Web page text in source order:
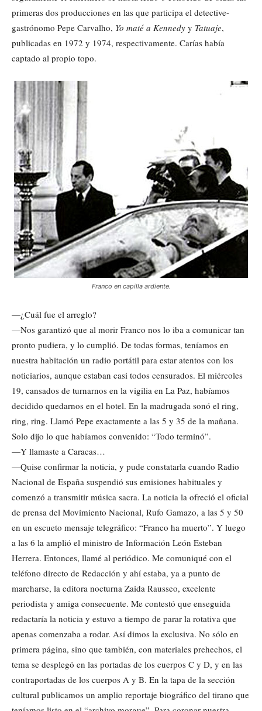
primeras dos producciones en las que participa el detective-
gastrónomo Pepe Carvalho, Yo maté a Kennedy y Tatuaje,
publicadas en 1972 y 1974, respectivamente. Carías había
captado al propio topo.
Franco en capilla ardiente.
—¿Cuál fue el arreglo?
—Nos garantizó que al morir Franco nos lo iba a comunicar tan
pronto pudiera, y lo cumplió. De todas formas, teníamos en
nuestra habitación un radio portátil para estar atentos con los
noticiarios, aunque estaban casi todos censurados. El miércoles
19, cansados de turnarnos en la vigilia en La Paz, habíamos
decidido quedarnos en el hotel. En la madrugada sonó el ring,
ring, ring. Llamó Pepe exactamente a las 5 y 35 de la mañana.
Solo dijo lo que habíamos convenido: “Todo terminó”.
—Y llamaste a Caracas…
—Quise confirmar la noticia, y pude constatarla cuando Radio
Nacional de España suspendió sus emisiones habituales y
comenzó a transmitir música sacra. La noticia la ofreció el oficial
de prensa del Movimiento Nacional, Rufo Gamazo, a las 5 y 50
en un escueto mensaje telegráfico: “Franco ha muerto”. Y luego
a las 6 la amplió el ministro de Información León Esteban
Herrera. Entonces, llamé al periódico. Me comuniqué con el
teléfono directo de Redacción y ahí estaba, ya a punto de
marcharse, la editora nocturna Zaida Rausseo, excelente
periodista y amiga consecuente. Me contestó que enseguida
redactaría la noticia y estuvo a tiempo de parar la rotativa que
apenas comenzaba a rodar. Así dimos la exclusiva. No sólo en
primera página, sino que también, con materiales prehechos, el
tema se desplegó en las portadas de los cuerpos C y D, y en las
contraportadas de los cuerpos A y B. En la tapa de la sección
cultural publicamos un amplio reportaje biográfico del tirano que